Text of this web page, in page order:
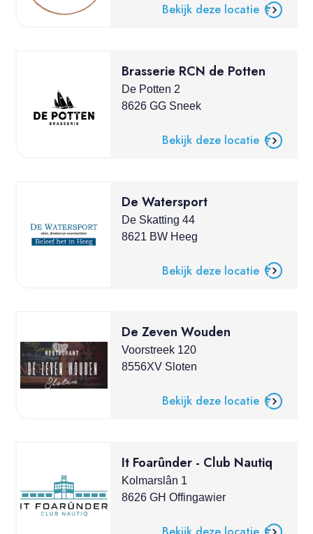
Bekijk deze locatie
Brasserie RCN de Potten
De Potten 2
8626 GG Sneek
Bekijk deze locatie
De Watersport
De Skatting 44
8621 BW Heeg
Bekijk deze locatie
De Zeven Wouden
Voorstreek 120
8556XV Sloten
Bekijk deze locatie
It Foarûnder - Club Nautiq
Kolmarslân 1
8626 GH Offingawier